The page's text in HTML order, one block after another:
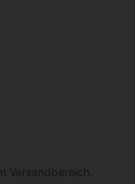
Versandbereich.